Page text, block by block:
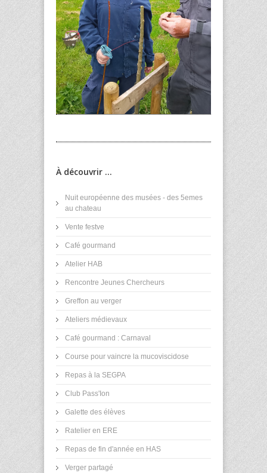
À découvrir ...
Nuit européenne des musées - des 5emes
au chateau
Vente festve
Café gourmand
Atelier HAB
Rencontre Jeunes Chercheurs
Greffon au verger
Ateliers médievaux
Café gourmand : Carnaval
Course pour vaincre la mucoviscidose
Repas à la SEGPA
Club Pass'Ion
Galette des élèves
Ratelier en ERE
Repas de fin d'année en HAS
Verger partagé